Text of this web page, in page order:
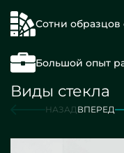
Сотни образцов
Большой опыт
Виды стекла
НАЗАДВПЕРЕД